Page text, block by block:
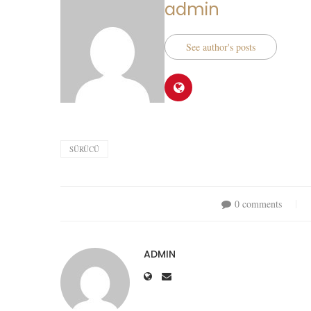
admin
See author's posts
SÜRÜCÜ
0 comments
ADMIN